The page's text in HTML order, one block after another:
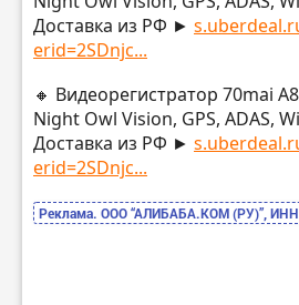
Доставка из РФ ►
erid=2SDnjc...
🔸 Видеорегистратор 70mai
Night Owl Vision, GPS, ADAS,
Доставка из РФ ►
erid=2SDnjc...
Реклама. ООО “АЛИБАБА.КОМ (РУ)”,